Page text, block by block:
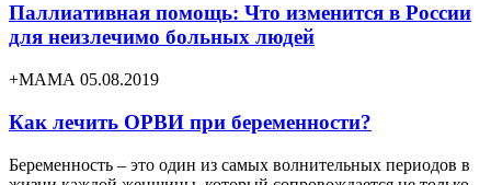
Паллиативная помощь: Что изменится в России
для неизлечимо больных людей
+МАМА 05.08.2019
Как лечить ОРВИ при беременности?
Беременность – это один из самых волнительных периодов в